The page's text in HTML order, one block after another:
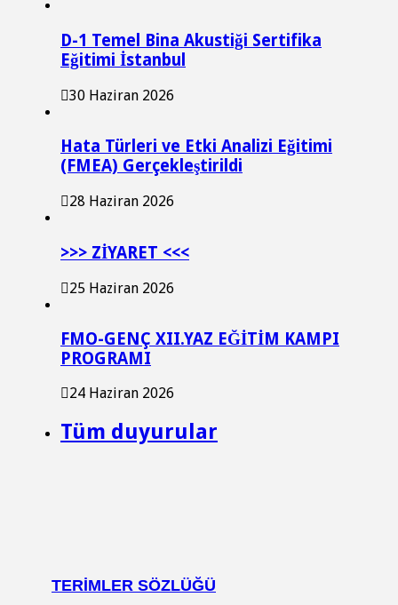
D-1 Temel Bina Akustiği Sertifika
Eğitimi İstanbul
30 Haziran 2026
Hata Türleri ve Etki Analizi Eğitimi
(FMEA) Gerçekleştirildi
28 Haziran 2026
>>> ZİYARET <<<
25 Haziran 2026
FMO-GENÇ XII.YAZ EĞİTİM KAMPI
PROGRAMI
24 Haziran 2026
Tüm duyurular
TERIMLER SÖZLÜĞÜ